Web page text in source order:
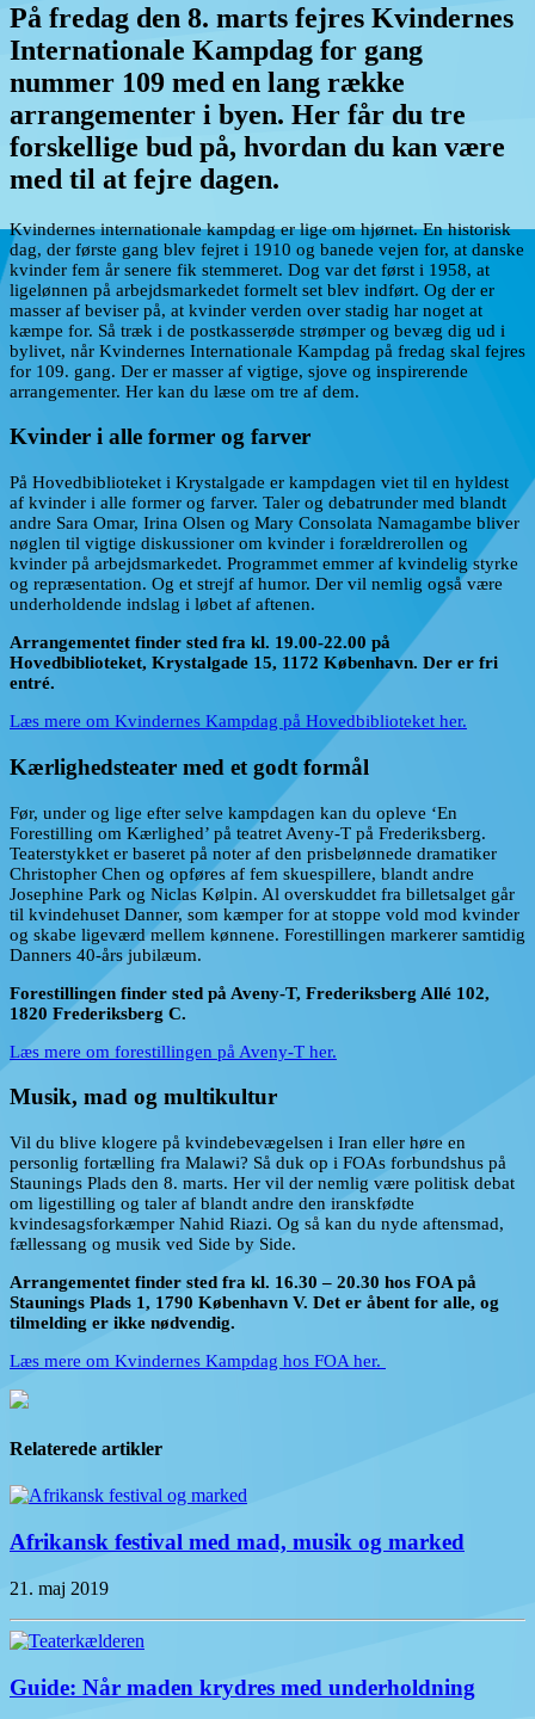
På fredag den 8. marts fejres Kvindernes
Internationale Kampdag for gang
nummer 109 med en lang række
arrangementer i byen. Her får du tre
forskellige bud på, hvordan du kan være
med til at fejre dagen.
Kvindernes internationale kampdag er lige om hjørnet. En historisk
dag, der første gang blev fejret i 1910 og banede vejen for, at danske
kvinder fem år senere fik stemmeret. Dog var det først i 1958, at
ligelønnen på arbejdsmarkedet formelt set blev indført. Og der er
masser af beviser på, at kvinder verden over stadig har noget at
kæmpe for. Så træk i de postkasserøde strømper og bevæg dig ud i
bylivet, når Kvindernes Internationale Kampdag på fredag skal fejres
for 109. gang. Der er masser af vigtige, sjove og inspirerende
arrangementer. Her kan du læse om tre af dem.
Kvinder i alle former og farver
På Hovedbiblioteket i Krystalgade er kampdagen viet til en hyldest
af kvinder i alle former og farver. Taler og debatrunder med blandt
andre Sara Omar, Irina Olsen og Mary Consolata Namagambe bliver
nøglen til vigtige diskussioner om kvinder i forældrerollen og
kvinder på arbejdsmarkedet. Programmet emmer af kvindelig styrke
og repræsentation. Og et strejf af humor. Der vil nemlig også være
underholdende indslag i løbet af aftenen.
Arrangementet finder sted fra kl. 19.00-22.00 på
Hovedbiblioteket, Krystalgade 15, 1172 København. Der er fri
entré.
Læs mere om Kvindernes Kampdag på Hovedbiblioteket her.
Kærlighedsteater med et godt formål
Før, under og lige efter selve kampdagen kan du opleve ‘En
Forestilling om Kærlighed’ på teatret Aveny-T på Frederiksberg.
Teaterstykket er baseret på noter af den prisbelønnede dramatiker
Christopher Chen og opføres af fem skuespillere, blandt andre
Josephine Park og Niclas Kølpin. Al overskuddet fra billetsalget går
til kvindehuset Danner, som kæmper for at stoppe vold mod kvinder
og skabe ligeværd mellem kønnene. Forestillingen markerer samtidig
Danners 40-års jubilæum.
Forestillingen finder sted på Aveny-T, Frederiksberg Allé 102,
1820 Frederiksberg C.
Læs mere om forestillingen på Aveny-T her.
Musik, mad og multikultur
Vil du blive klogere på kvindebevægelsen i Iran eller høre en
personlig fortælling fra Malawi? Så duk op i FOAs forbundshus på
Staunings Plads den 8. marts. Her vil der nemlig være politisk debat
om ligestilling og taler af blandt andre den iranskfødte
kvindesagsforkæmper Nahid Riazi. Og så kan du nyde aftensmad,
fællessang og musik ved Side by Side.
Arrangementet finder sted fra kl. 16.30 – 20.30 hos FOA på
Staunings Plads 1, 1790 København V. Det er åbent for alle, og
tilmelding er ikke nødvendig.
Læs mere om Kvindernes Kampdag hos FOA her.
Relaterede artikler
Afrikansk festival med mad, musik og marked
21. maj 2019
Guide: Når maden krydres med underholdning